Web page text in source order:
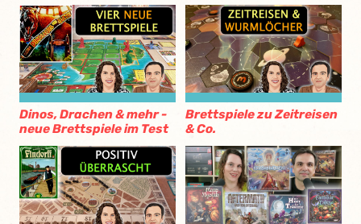
Dinos, Drachen & mehr -
neue Brettspiele im Test
Brettspiele zu Zeitreisen
& Co.